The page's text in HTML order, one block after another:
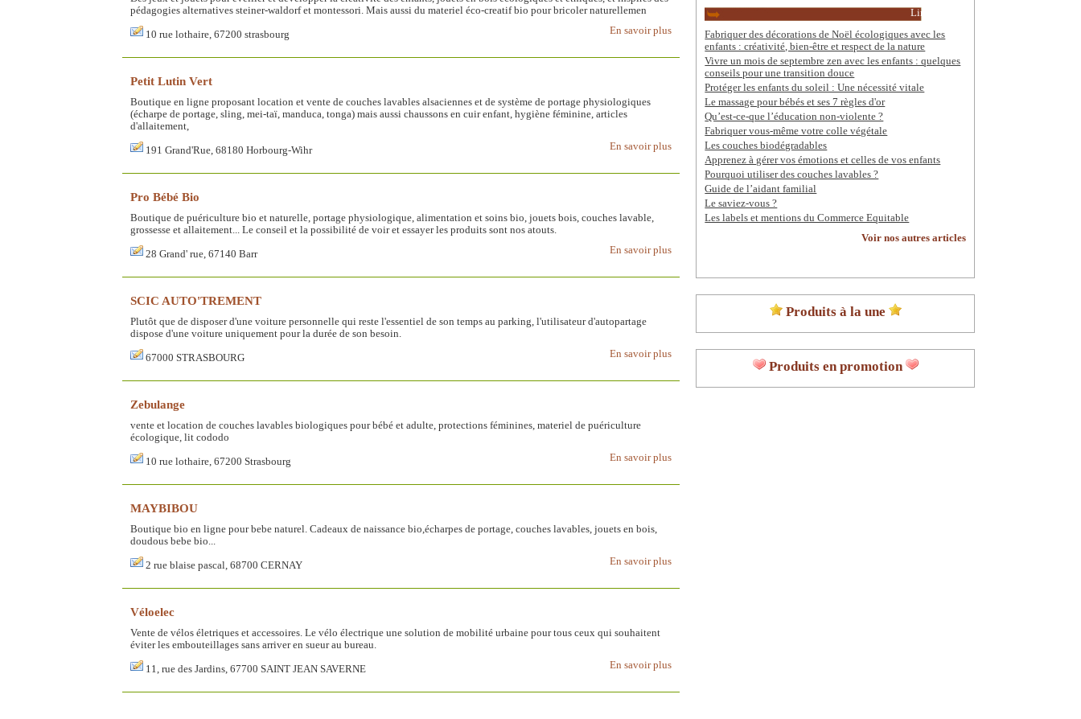
pédagogies alternatives steiner-waldorf et montessori. Mais aussi du materiel éco-creatif bio pour bricoler naturellemen
En savoir plus
10 rue lothaire, 67200 strasbourg
Petit Lutin Vert
Boutique en ligne proposant location et vente de couches lavables alsaciennes et de système de portage physiologiques
(écharpe de portage, sling, mei-taï, manduca, tonga) mais aussi chaussons en cuir enfant, hygiène féminine, articles
d'allaitement,
En savoir plus
191 Grand'Rue, 68180 Horbourg-Wihr
Pro Bébé Bio
Boutique de puériculture bio et naturelle, portage physiologique, alimentation et soins bio, jouets bois, couches lavable,
grossesse et allaitement... Le conseil et la possibilité de voir et essayer les produits sont nos atouts.
En savoir plus
28 Grand' rue, 67140 Barr
SCIC AUTO'TREMENT
Plutôt que de disposer d'une voiture personnelle qui reste l'essentiel de son temps au parking, l'utilisateur d'autopartage
dispose d'une voiture uniquement pour la durée de son besoin.
En savoir plus
67000 STRASBOURG
Zebulange
vente et location de couches lavables biologiques pour bébé et adulte, protections féminines, materiel de puériculture
écologique, lit cododo
En savoir plus
10 rue lothaire, 67200 Strasbourg
MAYBIBOU
Boutique bio en ligne pour bebe naturel. Cadeaux de naissance bio,écharpes de portage, couches lavables, jouets en bois,
doudous bebe bio...
En savoir plus
2 rue blaise pascal, 68700 CERNAY
Véloelec
Vente de vélos életriques et accessoires. Le vélo électrique une solution de mobilité urbaine pour tous ceux qui souhaitent
éviter les embouteillages sans arriver en sueur au bureau.
En savoir plus
11, rue des Jardins, 67700 SAINT JEAN SAVERNE
Lire la suite
Fabriquer des décorations de Noël écologiques avec les
enfants : créativité, bien-être et respect de la nature
Vivre un mois de septembre zen avec les enfants : quelques
conseils pour une transition douce
Protéger les enfants du soleil : Une nécessité vitale
Le massage pour bébés et ses 7 règles d'or
Qu’est-ce-que l’éducation non-violente ?
Fabriquer vous-même votre colle végétale
Les couches biodégradables
Apprenez à gérer vos émotions et celles de vos enfants
Pourquoi utiliser des couches lavables ?
Guide de l’aidant familial
Le saviez-vous ?
Les labels et mentions du Commerce Equitable
Voir nos autres articles
Produits à la une
Produits en promotion